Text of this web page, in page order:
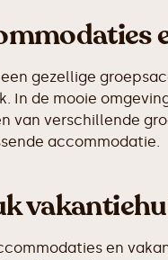
een gezellige
In de mooie
van verschillende
accommodatie.
en